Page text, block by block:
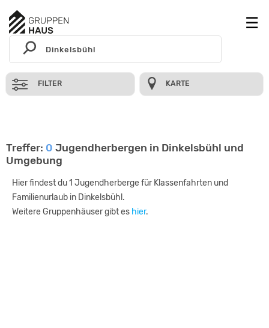
FILTER KARTE
Treffer: 0 Jugendherbergen in Dinkelsbühl und
Umgebung
Hier findest du 1 Jugendherberge für Klassenfahrten und
Familienurlaub in Dinkelsbühl.
Weitere Gruppenhäuser gibt es hier.